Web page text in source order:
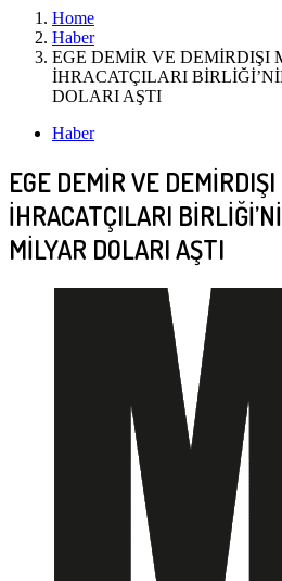
Home
Haber
EGE DEMİR VE DEMİRDIŞI
İHRACATÇILARI
DOLARI AŞTI
Haber
EGE DEMİR VE
İHRACATÇILARI
MİLYAR DOLARI AŞTI